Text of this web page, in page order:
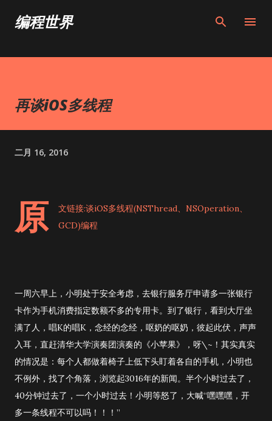
编程世界
再谈iOS多线程
二月 16, 2016
原 文链接:谈iOS多线程(NSThread、NSOperation、
GCD)编程
一周六早上，小明处于安全考虑，去银行服务厅申请多一张银行
卡作为手机消费指定数额不多的专用卡。到了银行，看到大厅坐
满了人，唱K的唱K，念经的念经，呕奶的呕奶，彼起此伏，声声
入耳，直赶清华大学演奏团演奏的《小苹果》，呀\~！其实真实
的情况是：每个人都做着椅子上低下头盯着各自的手机，小明也
不例外，找了个角落，浏览起3016年的新闻。半个小时过去了，
40分钟过去了，一个小时过去！小明等怒了，大喊“嘿嘿嘿，开
多一条线程不可以吗！！！”